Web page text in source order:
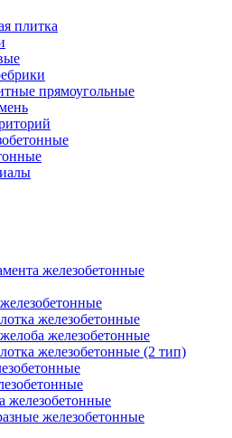
плитка
прямоугольные
железобетонные
железобетонные
железобетонные
железобетонные (2 тип)
железобетонные
железобетонные